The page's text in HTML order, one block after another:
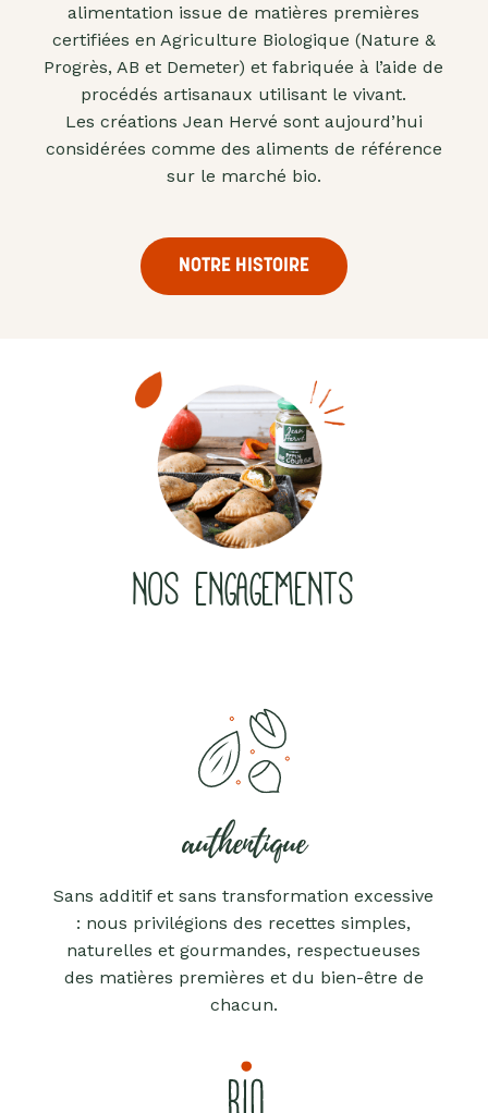
alimentation issue de matières premières
certifiées en Agriculture Biologique (Nature &
Progrès, AB et Demeter) et fabriquée à l’aide de
procédés artisanaux utilisant le vivant.
Les créations Jean Hervé sont aujourd’hui
considérées comme des aliments de référence
sur le marché bio.
NOTRE HISTOIRE
NOS ENGAGEMENTS
authentique
Sans additif et sans transformation excessive
: nous privilégions des recettes simples,
naturelles et gourmandes, respectueuses
des matières premières et du bien-être de
chacun.